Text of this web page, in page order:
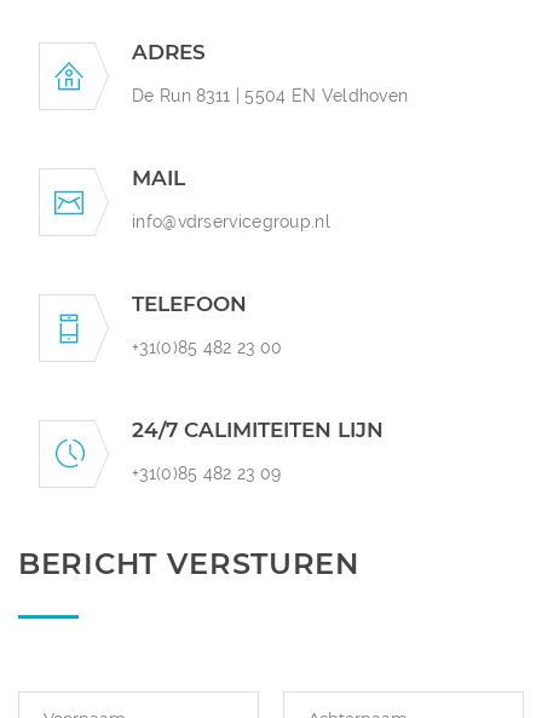
ADRES
De Run 8311 | 5504 EN Veldhoven
MAIL
info@vdrservicegroup.nl
TELEFOON
+31(0)85 482 23 00
24/7 CALIMITEITEN LIJN
+31(0)85 482 23 09
BERICHT VERSTUREN